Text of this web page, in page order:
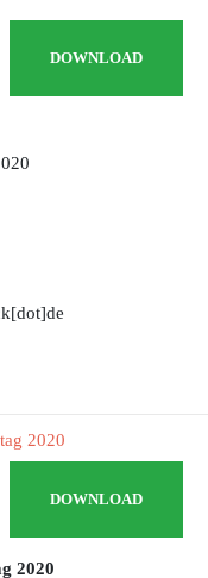
DOWNLOAD
2020
DOWNLOAD
2020